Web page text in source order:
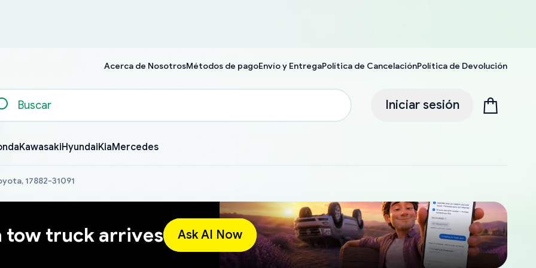
Acerca de NosotrosMétodos de pagoEnvío y EntregaPolítica de CancelaciónPolítica de Devolución
Iniciar sesión
KawasakiHyundaiKiaMercedes
17882-31091
tow truck arrives Ask AI Now